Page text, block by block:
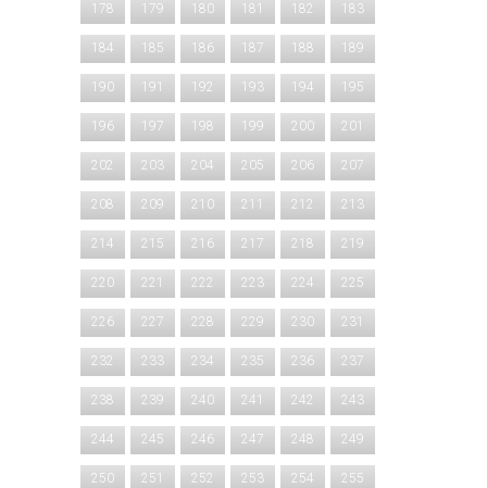
178 179 180 181 182 183
184 185 186 187 188 189
190 191 192 193 194 195
196 197 198 199 200 201
202 203 204 205 206 207
208 209 210 211 212 213
214 215 216 217 218 219
220 221 222 223 224 225
226 227 228 229 230 231
232 233 234 235 236 237
238 239 240 241 242 243
244 245 246 247 248 249
250 251 252 253 254 255